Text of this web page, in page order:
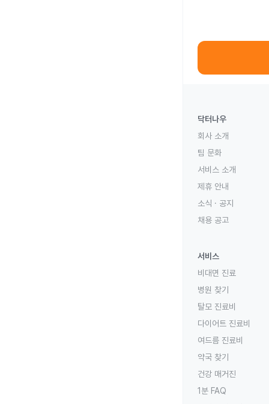
닥터나우
회사 소개
팀 문화
서비스 소개
제휴 안내
소식 · 공지
채용 공고
서비스
비대면 진료
병원 찾기
탈모 진료비
다이어트 진료비
여드름 진료비
약국 찾기
건강 매거진
1분 FAQ